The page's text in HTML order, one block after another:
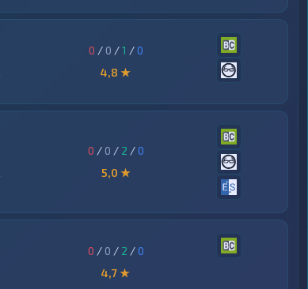
0 / 0 /1 /0
4,8 ★
0 / 0 / 2 /0
5,0 ★
0 / 0 / 2 /0
4,7 ★